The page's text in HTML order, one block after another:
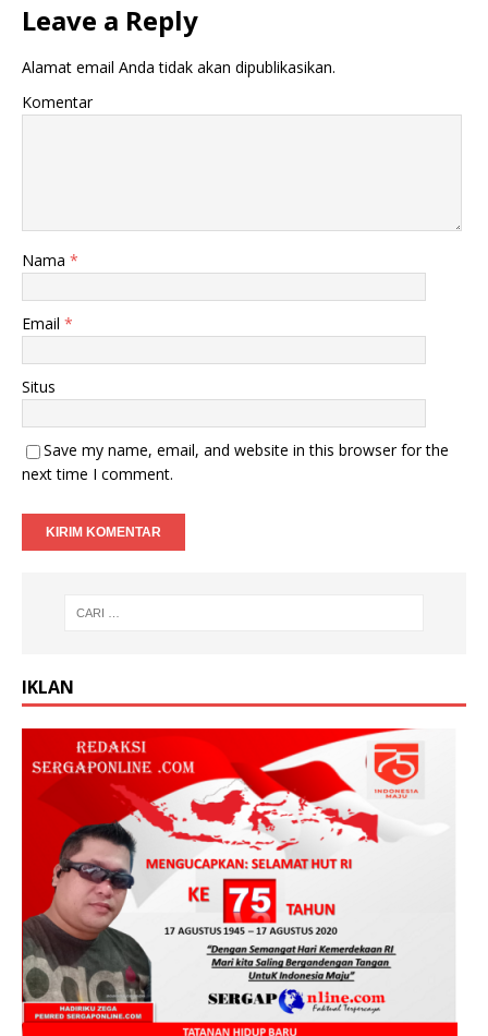
Leave a Reply
Alamat email Anda tidak akan dipublikasikan.
Komentar
Nama *
Email *
Situs
Save my name, email, and website in this browser for the
next time I comment.
IKLAN